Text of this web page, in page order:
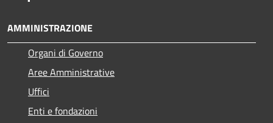
AMMINISTRAZIONE
Organi di Governo
Aree Amministrative
Uffici
Enti e fondazioni